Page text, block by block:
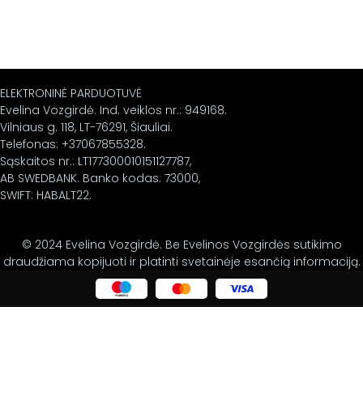
ELEKTRONINĖ PARDUOTUVĖ
Evelina Vozgirdė. Ind. veiklos nr.: 949168.
Vilniaus g. 118, LT-76291, Šiauliai.
Telefonas: +37067855328.
Sąskaitos nr.: LT177300010151127787,
AB SWEDBANK. Banko kodas: 73000,
SWIFT: HABALT22.
© 2024 Evelina Vozgirdė. Be Evelinos Vozgirdės sutikimo
draudžiama kopijuoti ir platinti svetainėje esančią informaciją.